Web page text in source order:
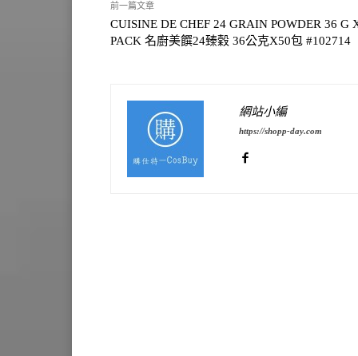
前一篇文章
CUISINE DE CHEF 24 GRAIN POWDER 36 G
PACK 名廚美饌24臻穀 36公克X50包 #102714
網站小編
https://shopp-day.com